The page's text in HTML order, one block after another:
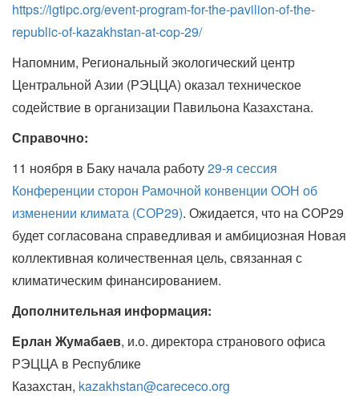
https://igtipc.org/event-program-for-the-pavilion-of-the-
republic-of-kazakhstan-at-cop-29/
Напомним, Региональный экологический центр
Центральной Азии (РЭЦЦА) оказал техническое
содействие в организации Павильона Казахстана.
Справочно:
11 ноября в Баку начала работу29-я сессия
Конференции сторон Рамочной конвенции ООН об
изменении климата (СОР29). Ожидается, что на CОР29
будет согласована справедливая и амбициозная Новая
коллективная количественная цель, связанная с
климатическим финансированием.
Дополнительная информация:
Ерлан Жумабаев, и.о. директора странового офиса
РЭЦЦА в Республике
Казахстан, kazakhstan@carececo.org